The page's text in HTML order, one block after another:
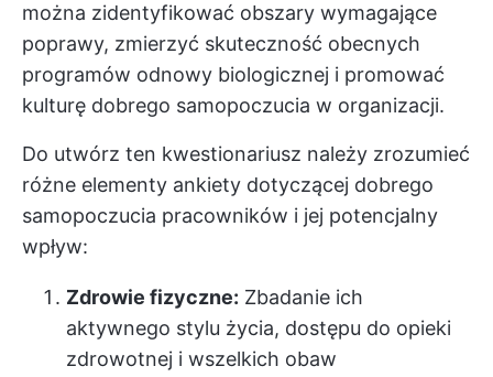
można zidentyfikować obszary wymagające
poprawy, zmierzyć skuteczność obecnych
programów odnowy biologicznej i promować
kulturę dobrego samopoczucia w organizacji.
Do utwórz ten kwestionariusz należy zrozumieć
różne elementy ankiety dotyczącej dobrego
samopoczucia pracowników i jej potencjalny
wpływ:
Zdrowie fizyczne: Zbadanie ich
aktywnego stylu życia, dostępu do opieki
zdrowotnej i wszelkich obaw